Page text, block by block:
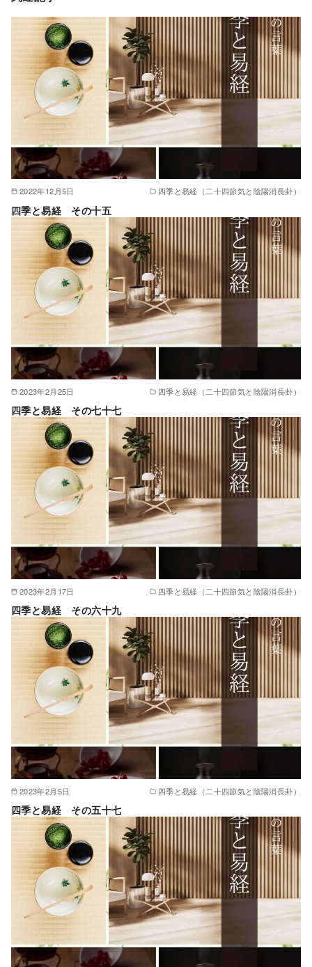
2022年12月5日 四季と易経（二十四節気と陰陽消長卦）
四季と易経 その十五
2023年2月25日 四季と易経（二十四節気と陰陽消長卦）
四季と易経 その七十七
2023年2月17日 四季と易経（二十四節気と陰陽消長卦）
四季と易経 その六十九
2023年2月5日 四季と易経（二十四節気と陰陽消長卦）
四季と易経 その五十七